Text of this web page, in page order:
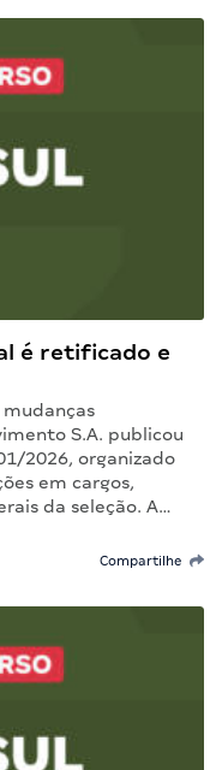
é retificado e
mudanças
S.A. publicou
2026, organizado
em cargos,
da seleção. A…
Compartilhe